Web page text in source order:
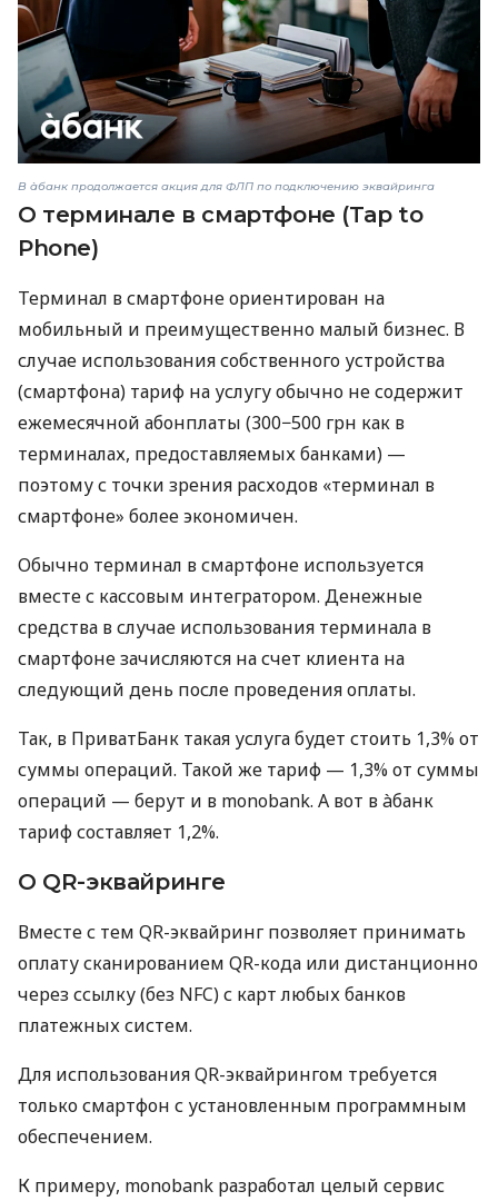
В àбанк продолжается акция для ФЛП по подключению эквайринга
О терминале в смартфоне (Tap to
Phone)
Терминал в смартфоне ориентирован на
мобильный и преимущественно малый бизнес. В
случае использования собственного устройства
(смартфона) тариф на услугу обычно не содержит
ежемесячной абонплаты (300−500 грн как в
терминалах, предоставляемых банками) —
поэтому с точки зрения расходов «терминал в
смартфоне» более экономичен.
Обычно терминал в смартфоне используется
вместе с кассовым интегратором. Денежные
средства в случае использования терминала в
смартфоне зачисляются на счет клиента на
следующий день после проведения оплаты.
Так, в ПриватБанк такая услуга будет стоить 1,3% от
суммы операций. Такой же тариф — 1,3% от суммы
операций — берут и в monobank. А вот в àбанк
тариф составляет 1,2%.
О QR-эквайринге
Вместе с тем QR-эквайринг позволяет принимать
оплату сканированием QR-кода или дистанционно
через ссылку (без NFC) с карт любых банков
платежных систем.
Для использования QR-эквайрингом требуется
только смартфон с установленным программным
обеспечением.
К примеру, monobank разработал целый сервис